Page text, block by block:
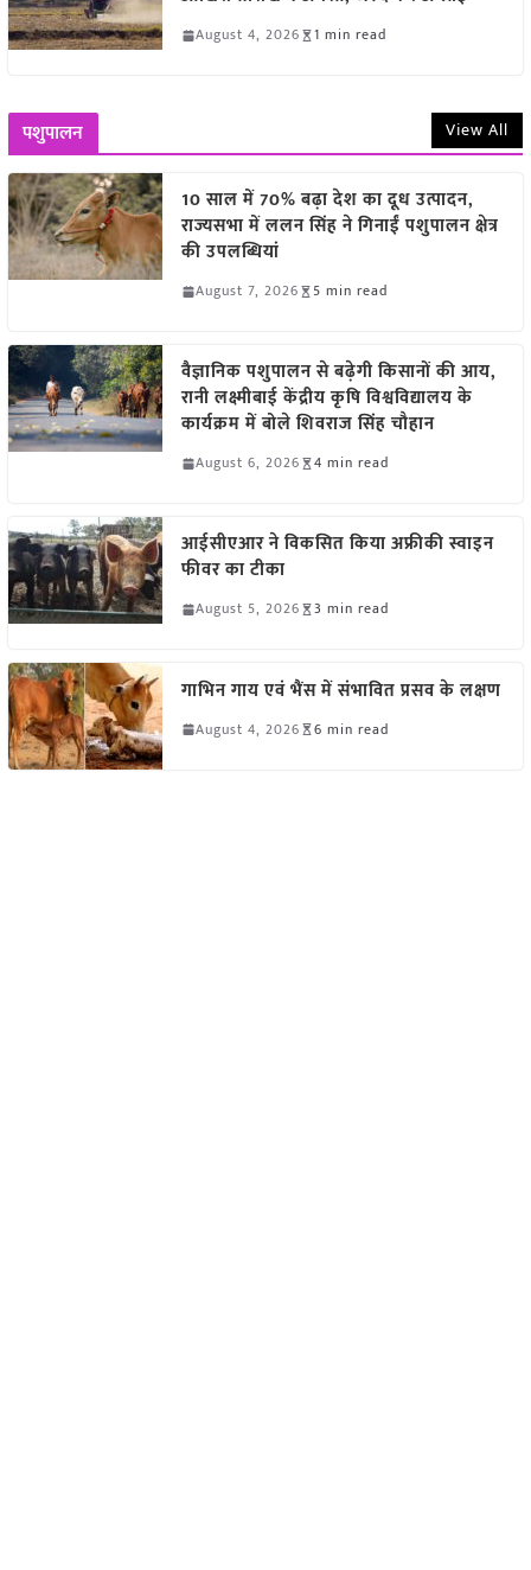
August 4, 2026 1 min read
पशुपालन View All
10 साल में 70% बढ़ा देश का दूध उत्पादन,
राज्यसभा में ललन सिंह ने गिनाईं पशुपालन क्षेत्र
की उपलब्धियां
August 7, 2026 5 min read
वैज्ञानिक पशुपालन से बढ़ेगी किसानों की आय,
रानी लक्ष्मीबाई केंद्रीय कृषि विश्वविद्यालय के
कार्यक्रम में बोले शिवराज सिंह चौहान
August 6, 2026 4 min read
आईसीएआर ने विकसित किया अफ्रीकी स्वाइन
फीवर का टीका
August 5, 2026 3 min read
गाभिन गाय एवं भैंस में संभावित प्रसव के लक्षण
August 4, 2026 6 min read